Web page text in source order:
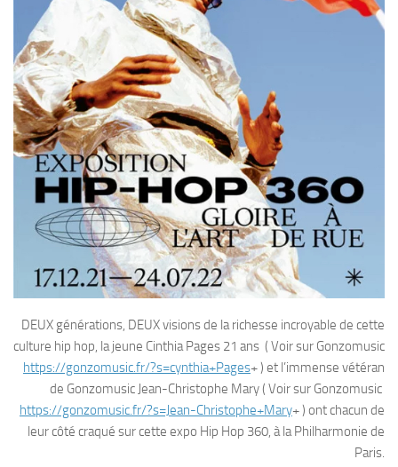
DEUX générations, DEUX visions de la richesse incroyable de cette
culture hip hop, la jeune Cinthia Pages 21 ans ( Voir sur Gonzomusic
https://gonzomusic.fr/?s=cynthia+Pages+ ) et l’immense vétéran
de Gonzomusic Jean-Christophe Mary ( Voir sur Gonzomusic
https://gonzomusic.fr/?s=Jean-Christophe+Mary+ ) ont chacun de
leur côté craqué sur cette expo Hip Hop 360, à la Philharmonie de
Paris.